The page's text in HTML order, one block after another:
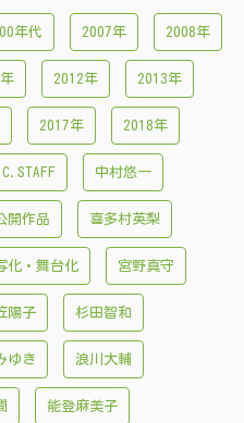
年代 2007年 2008年
2012年 2013年
2017年 2018年
中村悠一
開作品 喜多村英梨
化・舞台化 宮野真守
陽子 杉田智和
ゆき 浪川大輔
能登麻美子